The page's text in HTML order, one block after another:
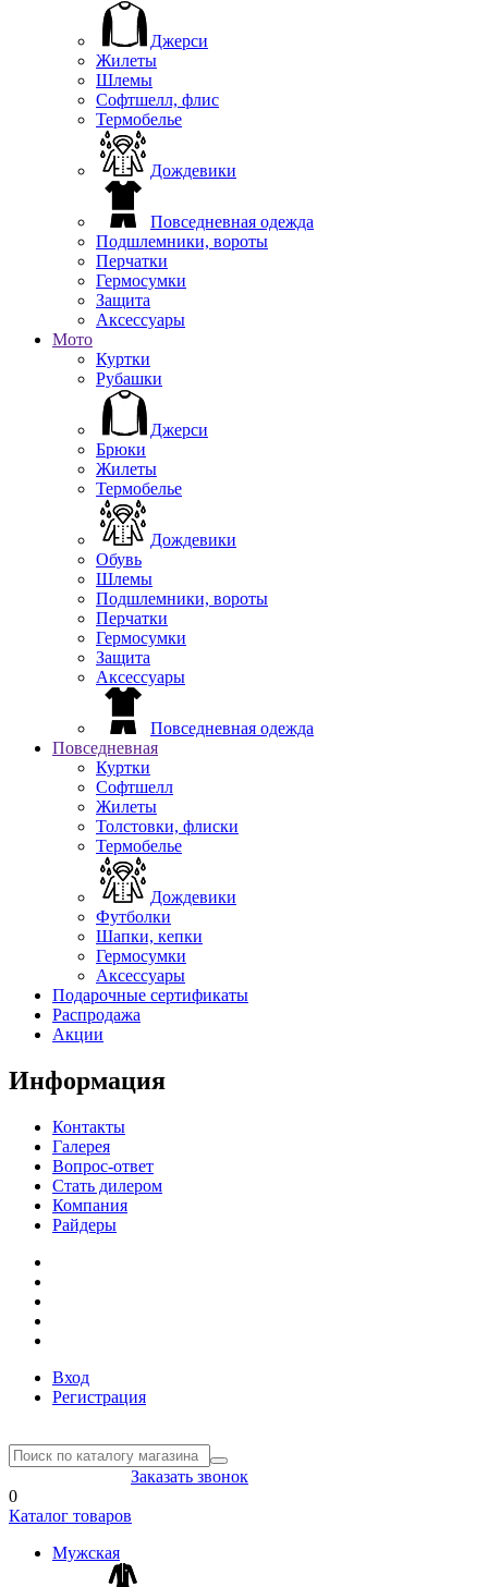
Джерси
Жилеты
Шлемы
Софтшелл, флис
Термобелье
Дождевики
Повседневная одежда
Подшлемники, вороты
Перчатки
Гермосумки
Защита
Аксессуары
Мото
Куртки
Рубашки
Джерси
Брюки
Жилеты
Термобелье
Дождевики
Обувь
Шлемы
Подшлемники, вороты
Перчатки
Гермосумки
Защита
Аксессуары
Повседневная одежда
Повседневная
Куртки
Софтшелл
Жилеты
Толстовки, флиски
Термобелье
Дождевики
Футболки
Шапки, кепки
Гермосумки
Аксессуары
Подарочные сертификаты
Распродажа
Акции
Информация
Контакты
Галерея
Вопрос-ответ
Стать дилером
Компания
Райдеры
Вход
Регистрация
Заказать звонок
0
Каталог товаров
Мужская